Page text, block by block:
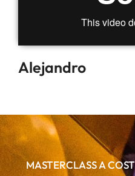
Alejandro
MASTERCLASS A